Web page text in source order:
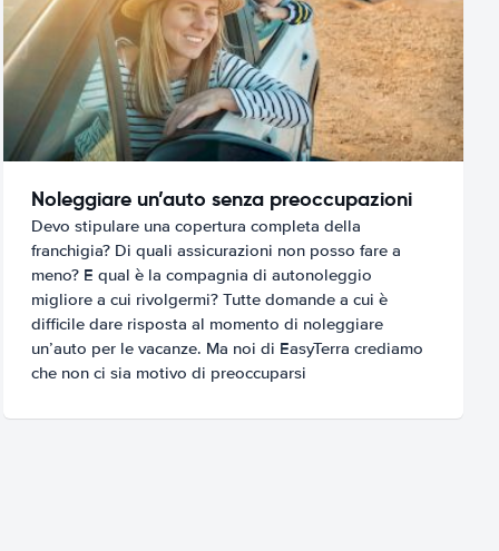
Noleggiare un’auto senza preoccupazioni
Devo stipulare una copertura completa della
franchigia? Di quali assicurazioni non posso fare a
meno? E qual è la compagnia di autonoleggio
migliore a cui rivolgermi? Tutte domande a cui è
difficile dare risposta al momento di noleggiare
un’auto per le vacanze. Ma noi di EasyTerra crediamo
che non ci sia motivo di preoccuparsi